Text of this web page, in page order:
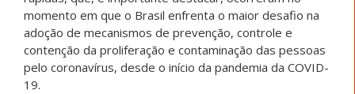
momento em que o Brasil enfrenta o maior desafio na
adoção de mecanismos de prevenção, controle e
contenção da proliferação e contaminação das pessoas
pelo coronavírus, desde o início da pandemia da COVID-
19.